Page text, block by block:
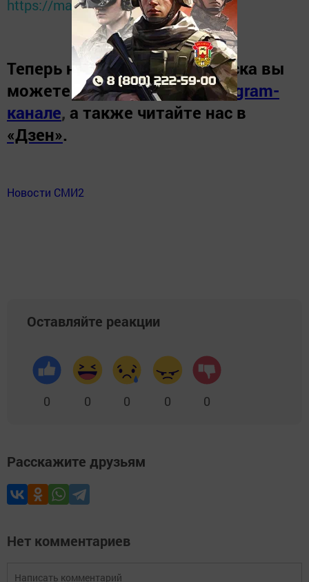
https://max.ru/tatmedia
Теперь новости Зеленодольска вы
можете узнать в нашемTelegram-
канале, а также читайте нас в
«Дзен».
Новости СМИ2
Оставляйте реакции
0 0 0 0 0
Расскажите друзьям
Нет комментариев